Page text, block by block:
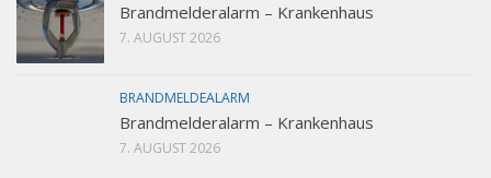
Brandmelderalarm – Krankenhaus
7. AUGUST 2026
BRANDMELDEALARM
Brandmelderalarm – Krankenhaus
7. AUGUST 2026